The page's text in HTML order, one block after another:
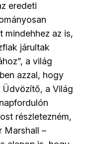
eredeti
mindehhez az is,
járultak
a világ
azzal, hogy
Üdvözítő, a Világ
részletezném,
Marshall –